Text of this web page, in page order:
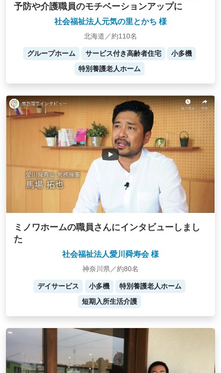
予防や介護職員のモチベーションアップに
社会福祉法人元気の里とかち 様
北海道／約110名
グループホーム サービス付き高齢者住宅
小多機
特別養護老人ホーム
ミノワホームの職員さんにインタビューしまし
た
社会福祉法人愛川舜寿会 様
神奈川県／約80名
デイサービス 小多機
特別養護老人ホーム
短期入所生活介護